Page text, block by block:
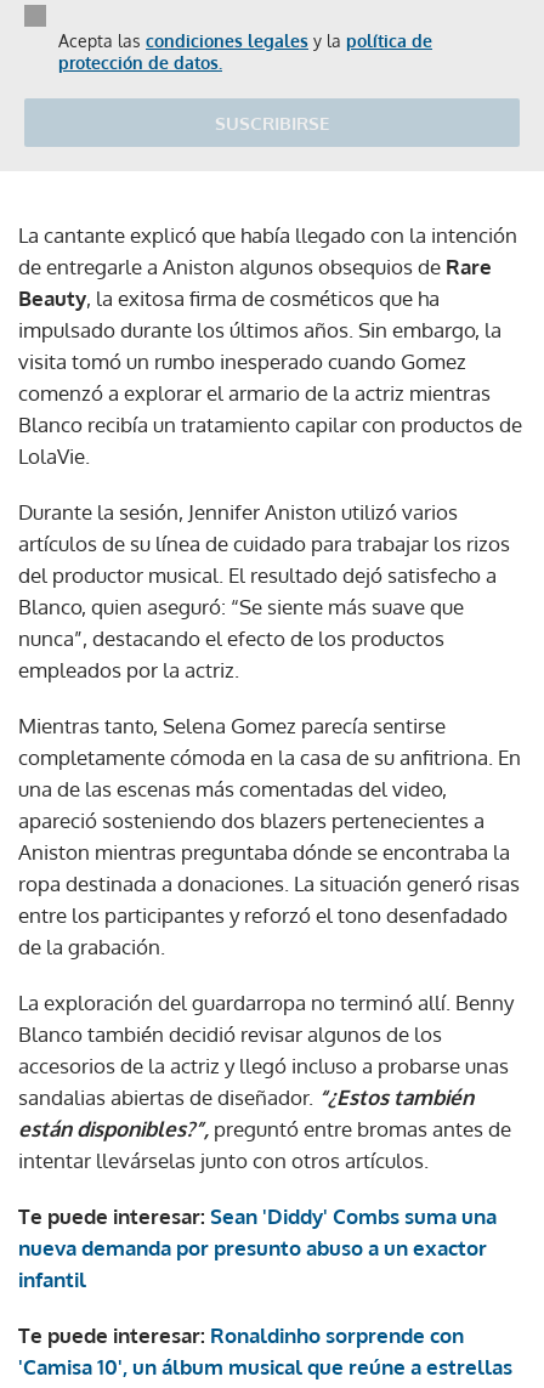
Acepta las condiciones legales y la política de
protección de datos.
SUSCRIBIRSE
La cantante explicó que había llegado con la intención
de entregarle a Aniston algunos obsequios de Rare
Beauty, la exitosa firma de cosméticos que ha
impulsado durante los últimos años. Sin embargo, la
visita tomó un rumbo inesperado cuando Gomez
comenzó a explorar el armario de la actriz mientras
Blanco recibía un tratamiento capilar con productos de
LolaVie.
Durante la sesión, Jennifer Aniston utilizó varios
artículos de su línea de cuidado para trabajar los rizos
del productor musical. El resultado dejó satisfecho a
Blanco, quien aseguró: “Se siente más suave que
nunca”, destacando el efecto de los productos
empleados por la actriz.
Mientras tanto, Selena Gomez parecía sentirse
completamente cómoda en la casa de su anfitriona. En
una de las escenas más comentadas del video,
apareció sosteniendo dos blazers pertenecientes a
Aniston mientras preguntaba dónde se encontraba la
ropa destinada a donaciones. La situación generó risas
entre los participantes y reforzó el tono desenfadado
de la grabación.
La exploración del guardarropa no terminó allí. Benny
Blanco también decidió revisar algunos de los
accesorios de la actriz y llegó incluso a probarse unas
sandalias abiertas de diseñador. “¿Estos también
están disponibles?”, preguntó entre bromas antes de
intentar llevárselas junto con otros artículos.
Te puede interesar: Sean 'Diddy' Combs suma una
nueva demanda por presunto abuso a un exactor
infantil
Te puede interesar: Ronaldinho sorprende con
'Camisa 10', un álbum musical que reúne a estrellas